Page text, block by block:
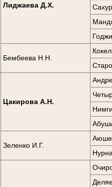
Лиджаева Д.Х.
Бембеева Н.Н.
Цакирова А.Н.
Зеленко И.Г.